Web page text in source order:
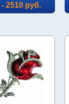
2510 руб.